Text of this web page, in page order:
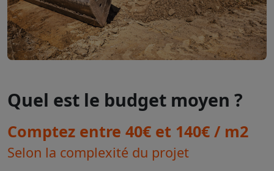
Quel est le budget moyen ?
Comptez entre 40€ et 140€ / m2
Selon la complexité du projet